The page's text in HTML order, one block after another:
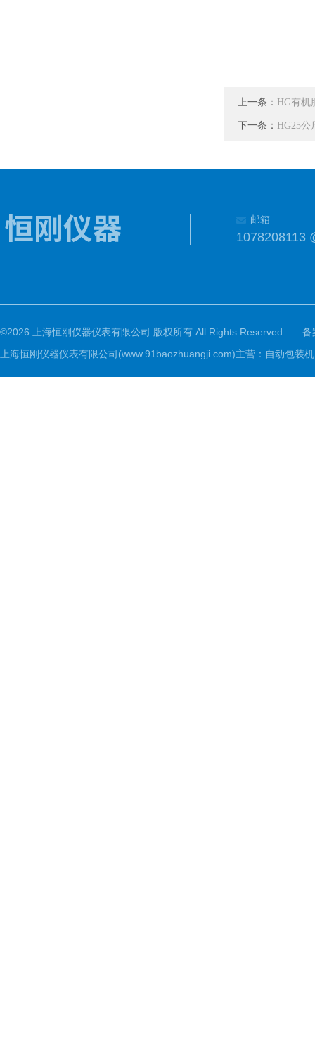
上一条： HG有机
下一条： HG25
邮箱
1078208113
©2026 上海恒刚仪器仪表有限公司 版权所有 All Rights Reserved.
备
上海恒刚仪器仪表有限公司(www.91baozhuangji.com)主营：自动包